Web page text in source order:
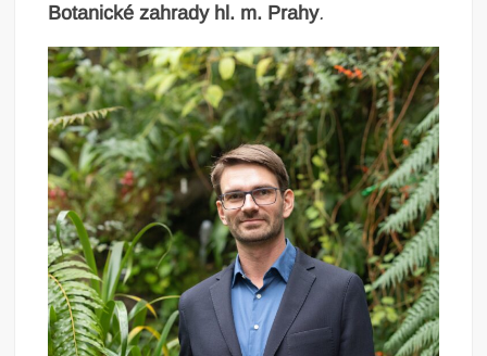
Botanické zahrady hl. m. Prahy.